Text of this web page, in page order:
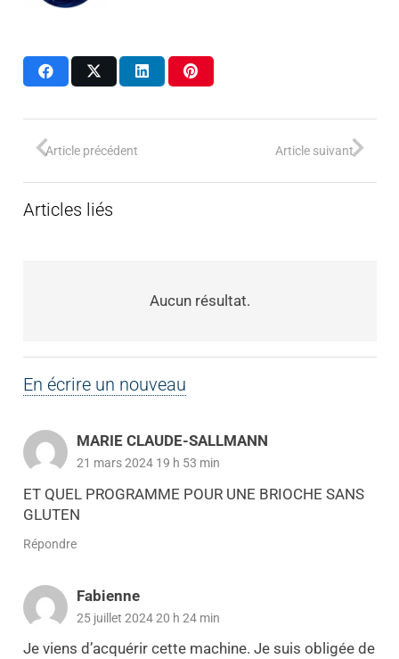
Article précédent Article suivant
Articles liés
Aucun résultat.
En écrire un nouveau
MARIE CLAUDE-SALLMANN
21 mars 2024 19 h 53 min
ET QUEL PROGRAMME POUR UNE BRIOCHE SANS
GLUTEN
Répondre
Fabienne
25 juillet 2024 20 h 24 min
Je viens d’acquérir cette machine. Je suis obligée de